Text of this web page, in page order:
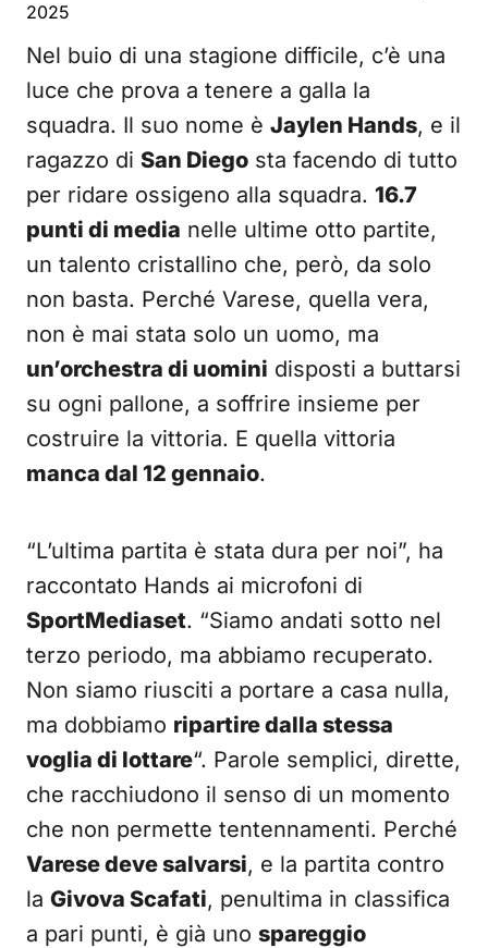
2025
Nel buio di una stagione difficile, c’è una
luce che prova a tenere a galla la
squadra. Il suo nome è Jaylen Hands, e il
ragazzo di San Diego sta facendo di tutto
per ridare ossigeno alla squadra. 16.7
punti di media nelle ultime otto partite,
un talento cristallino che, però, da solo
non basta. Perché Varese, quella vera,
non è mai stata solo un uomo, ma
un’orchestra di uomini disposti a buttarsi
su ogni pallone, a soffrire insieme per
costruire la vittoria. E quella vittoria
manca dal 12 gennaio.
“L’ultima partita è stata dura per noi”, ha
raccontato Hands ai microfoni di
SportMediaset. “Siamo andati sotto nel
terzo periodo, ma abbiamo recuperato.
Non siamo riusciti a portare a casa nulla,
ma dobbiamo ripartire dalla stessa
voglia di lottare“. Parole semplici, dirette,
che racchiudono il senso di un momento
che non permette tentennamenti. Perché
Varese deve salvarsi, e la partita contro
la Givova Scafati, penultima in classifica
a pari punti, è già uno spareggio